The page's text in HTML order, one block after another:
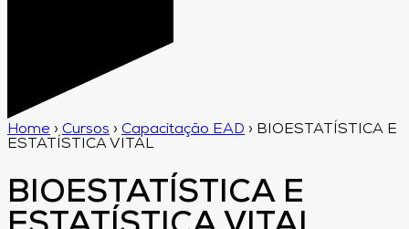
Home › Cursos › Capacitação EAD › BIOESTATÍSTICA E
ESTATÍSTICA VITAL
BIOESTATÍSTICA E